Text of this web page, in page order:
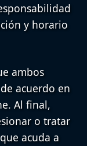
y horario
ambos
acuerdo en
. Al final,
o tratar
acuda a